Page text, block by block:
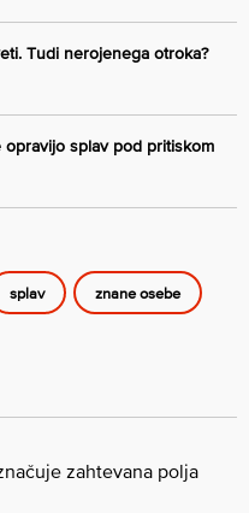
Tudi nerojenega otroka?
opravijo splav pod pritiskom
splav znane osebe
zahtevana polja